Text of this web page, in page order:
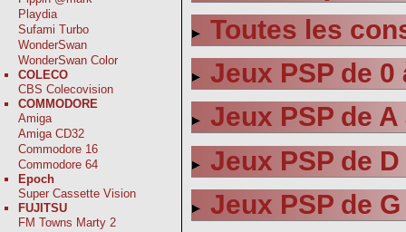
Playdia
Sufami Turbo
WonderSwan
WonderSwan Color
COLECO
CBS Colecovision
COMMODORE
Amiga
Amiga CD32
Commodore 16
Commodore 64
Epoch
Super Cassette Vision
FUJITSU
FM Towns Marty 2
Toutes les
Jeux PSP de 0
Jeux PSP de A
Jeux PSP de D
Jeux PSP de G